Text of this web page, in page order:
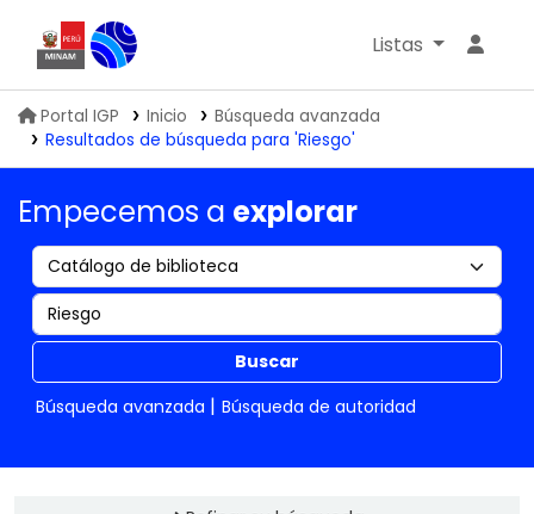
Biblioteca IGP
Listas
Portal IGP Inicio
Búsqueda avanzada
Resultados de búsqueda para 'Riesgo'
Empecemos a explorar
Buscar
Búsqueda avanzada
Búsqueda de autoridad